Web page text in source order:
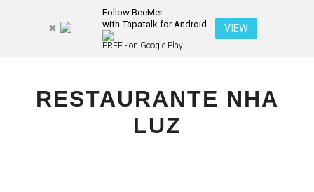
Follow BeeMer
with Tapatalk for Android
FREE - on Google Play
VIEW
RESTAURANTE NHA
LUZ